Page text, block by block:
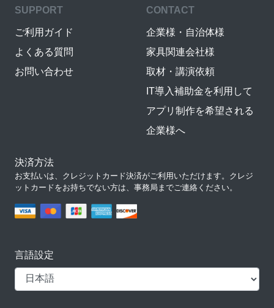
SUPPORT
ご利用ガイド
よくある質問
お問い合わせ
CONTACT
企業様・自治体様
家具関連会社様
取材・講演依頼
IT導入補助金を利用して
アプリ制作を希望される
企業様へ
決済方法
お支払いは、クレジットカード決済がご利用いただけます。クレジ
ットカードをお持ちでない方は、事務局までご連絡ください。
言語設定